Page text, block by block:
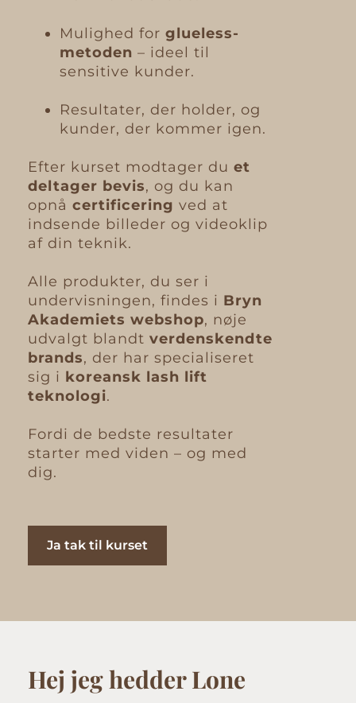
Mulighed for glueless-
metoden – ideel til
sensitive kunder.
Resultater, der holder, og
kunder, der kommer igen.
Efter kurset modtager du et
deltager bevis, og du kan
opnå certificering ved at
indsende billeder og videoklip
af din teknik.
Alle produkter, du ser i
undervisningen, findes i Bryn
Akademiets webshop, nøje
udvalgt blandt verdenskendte
brands, der har specialiseret
sig i koreansk lash lift
teknologi.
Fordi de bedste resultater
starter med viden – og med
dig.
Ja tak til kurset
Hej jeg hedder Lone